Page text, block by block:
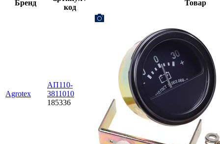
Бренд
код
Товар
Agrotex
АП110-
3811010
185336